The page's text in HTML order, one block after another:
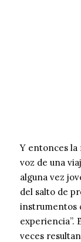
Y entonces la
voz de una
alguna vez
del salto de
instrumentos
experiencia”.
veces